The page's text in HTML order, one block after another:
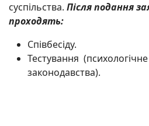
суспільства. Після подання
проходять:
Співбесіду.
Тестування
законодавства).